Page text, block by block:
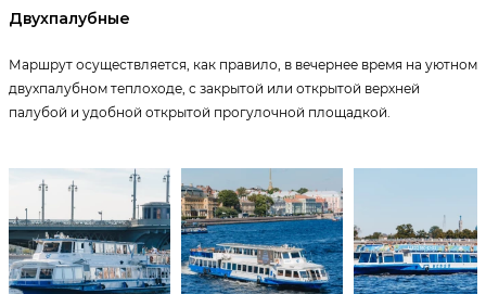
Двухпалубные
Маршрут осуществляется, как правило, в вечернее время на уютном
двухпалубном теплоходе, с закрытой или открытой верхней
палубой и удобной открытой прогулочной площадкой.